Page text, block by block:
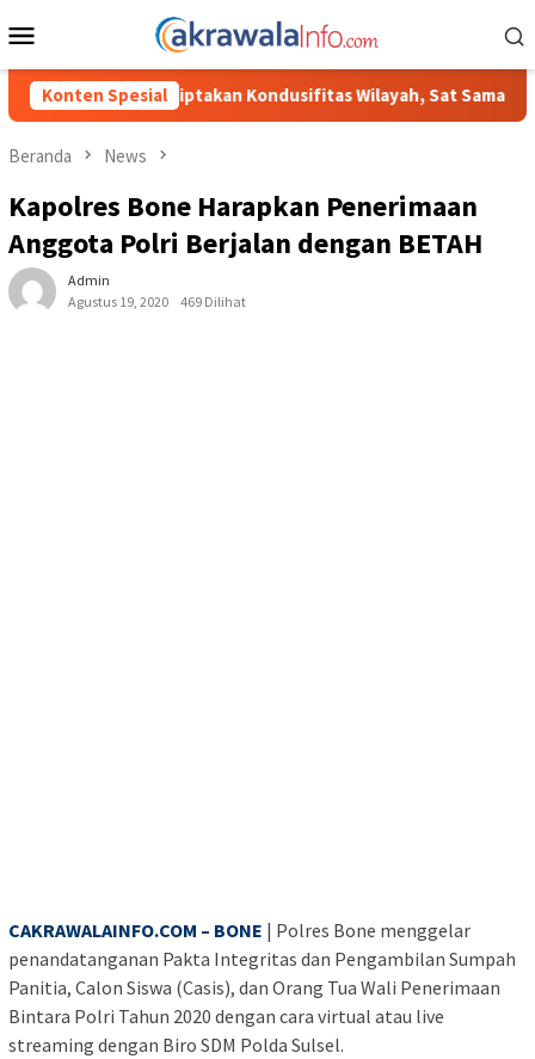
ke
Mobile
Konten Spesial
Kondusifitas Wilayah, Sat Samapta Polres Toraja Utara
Beranda News
Kapolres Bone Harapkan Penerimaan
Anggota Polri Berjalan dengan BETAH
Admin
Agustus 19, 2020
469 Dilihat
CAKRAWALAINFO.COM – BONE | Polres Bone menggelar
penandatanganan Pakta Integritas dan Pengambilan Sumpah
Panitia, Calon Siswa (Casis), dan Orang Tua Wali Penerimaan
Bintara Polri Tahun 2020 dengan cara virtual atau live
streaming dengan Biro SDM Polda Sulsel.